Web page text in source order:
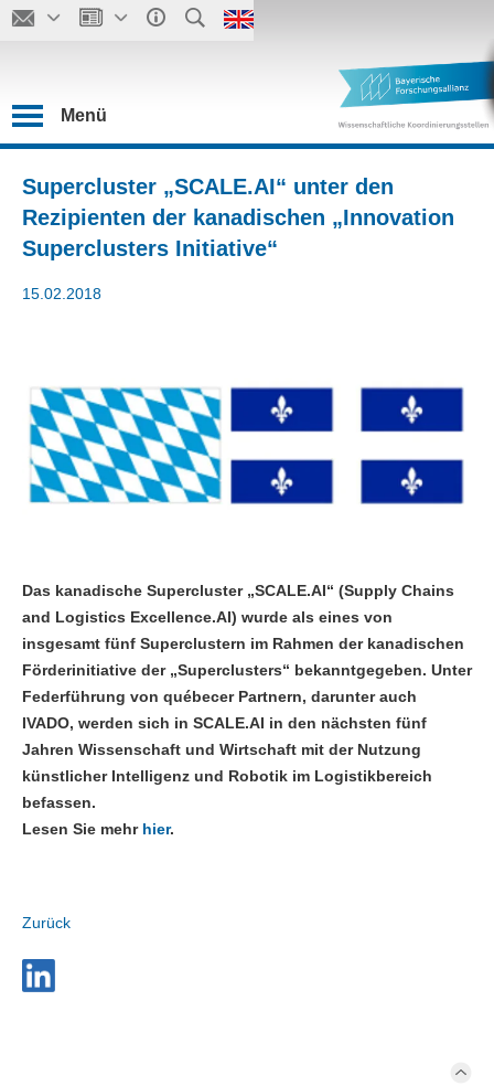
Menü
Supercluster „SCALE.AI“ unter den
Rezipienten der kanadischen „Innovation
Superclusters Initiative“
15.02.2018
Das kanadische Supercluster „SCALE.AI“ (Supply Chains
and Logistics Excellence.AI) wurde als eines von
insgesamt fünf Superclustern im Rahmen der kanadischen
Förderinitiative der „Superclusters“ bekanntgegeben. Unter
Federführung von québecer Partnern, darunter auch
IVADO, werden sich in SCALE.AI in den nächsten fünf
Jahren Wissenschaft und Wirtschaft mit der Nutzung
künstlicher Intelligenz und Robotik im Logistikbereich
befassen.
Lesen Sie mehr hier.
Zurück